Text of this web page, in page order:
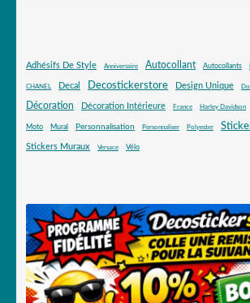
Adhésifs De Style Anniversaire Autocollant Autocollants
CHANEL Decal Decostickerstore Design Unique
Décoration Décoration Intérieure France Harley Davidson
Moto Mural Personnalisation Personnaliser Polyester
Stickers Muraux Versace Vélo